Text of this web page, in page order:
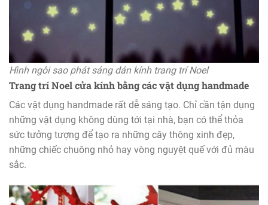
Hình ngôi sao phát sáng dán kính trang trí Noel
Trang trí Noel cửa kính bằng các vật dụng handmade
Các vật dụng handmade rất dễ sáng tạo. Chỉ cần tận dụng
những vật dụng không dùng tới tại nhà, bạn có thể thỏa
sức tưởng tượng để tạo ra những cây thông xinh đẹp,
những chiếc chuông nhỏ hay vòng nguyệt quế với đủ màu
sắc.